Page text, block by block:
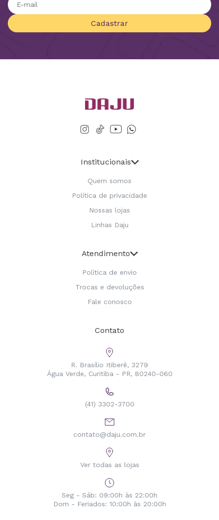
Cadastrar
Institucionais
Quem somos
Política de privacidade
Nossas lojas
Linhas Daju
Atendimento
Política de envio
Trocas e devoluções
Fale conosco
Contato
R. Brasílio Itiberê, 3279
Água Verde, Curitiba - PR, 80240-060
(41) 3302-3700
contato@daju.com.br
Ver todas as lojas
Seg - Sáb: 09:00h às 22:00h
Dom - Feriados: 10:00h às 20:00h